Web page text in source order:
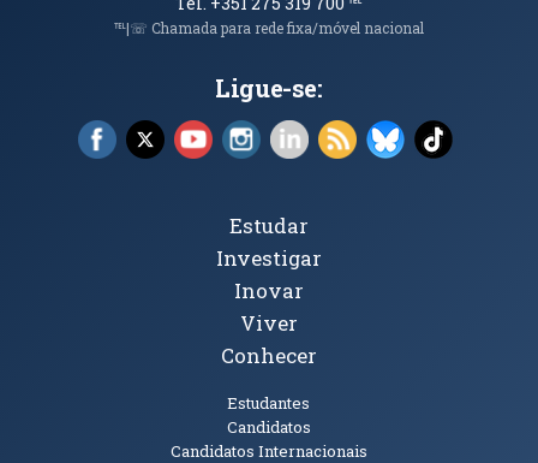
℡|☏ Chamada para rede fixa/móvel nacional
Ligue-se:
Facebook (abre em nova janela)
X (abre em nova janela)
YouTube (abre em nova janela)
Instagram (abre em nova janela)
LinkedIn (abre em nova
RSS (abre em nova
Bluesky (abre
TikTok
Tópicos Principais
Estudar
Investigar
Inovar
Viver
Conhecer
Estudantes
Candidatos
Candidatos Internacionais